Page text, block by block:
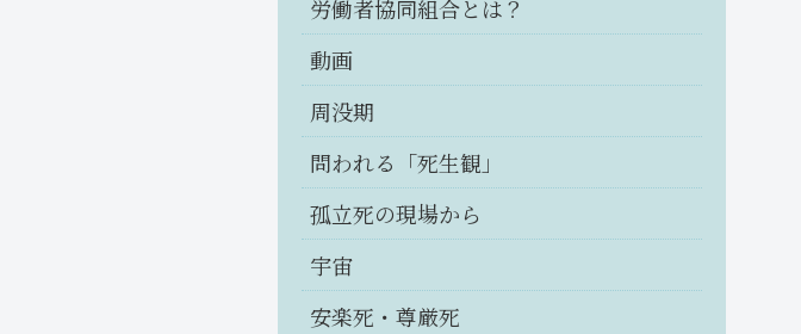
労働者協同組合とは？
動画
周没期
問われる「死生観」
孤立死の現場から
宇宙
安楽死・尊厳死